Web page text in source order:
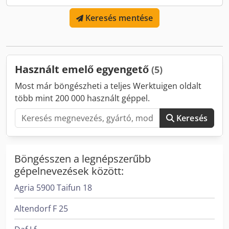
Keresés mentése
Használt emelő egyengető (5)
Most már böngészheti a teljes Werktuigen oldalt
több mint 200 000 használt géppel.
Keresés
Böngésszen a legnépszerűbb
gépelnevezések között:
Agria 5900 Taifun 18
Altendorf F 25